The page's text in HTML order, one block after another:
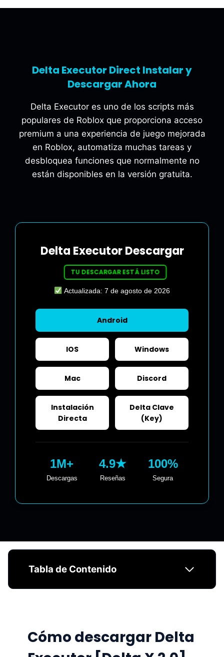
Delta Executor Direct Instalar y
Descargar Ahora
Delta Executor es uno de los scripts más
populares de Roblox que proporciona acceso
premium a una experiencia de juego mejorada
en Roblox, automatiza muchas tareas y
desbloquea funciones que normalmente no
están disponibles en la versión gratuita.
Delta Executor Descargar
TU DESCARGAR ESTÁ LISTO
Actualizada: 7 de agosto de 2026
Android
IOS Windows
Mac Discord
Instalación
Directa
Delta Clave
(Key)
1M+
Descargas
4.9★
Reseñas
100%
Segura
Tabla de Contenido
Cómo descargar Delta